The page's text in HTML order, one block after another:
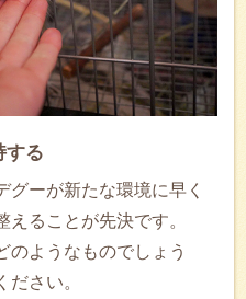
する
グーが新たな環境に早く
ることが先決です。
のようなものでしょう
さい。